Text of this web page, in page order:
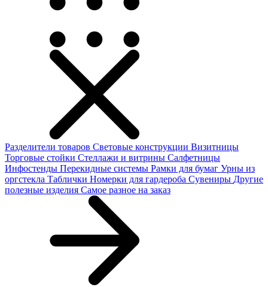
Разделители товаров Световые конструкции Визитницы
Торговые стойки Cтеллажи и витрины Салфетницы
Инфостенды Перекидные системы Рамки для бумаг Урны из
оргстекла Таблички Номерки для гардероба Сувениры Другие
полезные изделия Самое разное на заказ